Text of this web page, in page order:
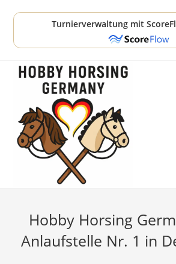
Inhalt
Turnierverwaltung mit
Hobby Horsing
Anlaufstelle Nr. 1 in